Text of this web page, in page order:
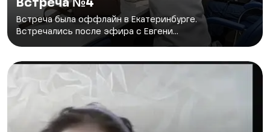
Встреча №4
Встреча была оффлайн в Екатеринбурге.
Встречались после эфира с Евгени...